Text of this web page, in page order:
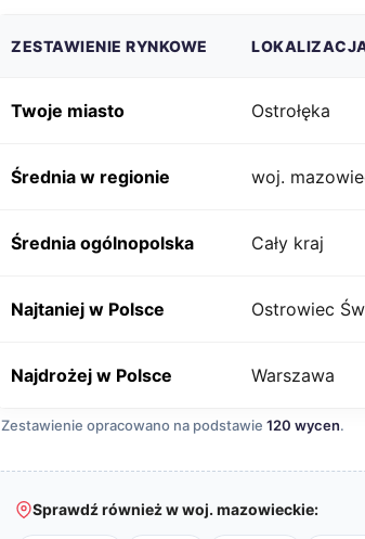
ZESTAWIENIE RYNKOWE
Twoje miasto Ostrołęka
Średnia w regionie woj.
Średnia ogólnopolska Cały kraj
Najtaniej w Polsce Ostrowiec
Najdrożej w Polsce Warszawa
Zestawienie opracowano na podstawie 120 wycen.
Sprawdź również w woj. mazowieckie: